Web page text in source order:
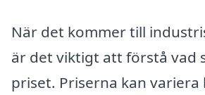
När det kommer till
är det viktigt att förstå vad
priset. Priserna kan variera